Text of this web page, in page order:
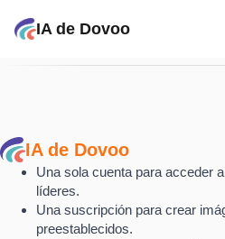
IA de Dovoo
IA de Dovoo
Una sola cuenta para acceder
líderes.
Una suscripción para crear
preestablecidos.